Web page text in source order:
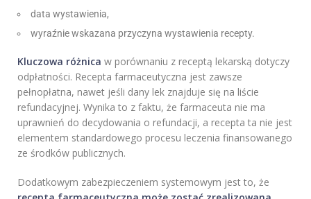
data wystawienia,
wyraźnie wskazana przyczyna wystawienia recepty.
Kluczowa różnica w porównaniu z receptą lekarską dotyczy
odpłatności. Recepta farmaceutyczna jest zawsze
pełnopłatna, nawet jeśli dany lek znajduje się na liście
refundacyjnej. Wynika to z faktu, że farmaceuta nie ma
uprawnień do decydowania o refundacji, a recepta ta nie jest
elementem standardowego procesu leczenia finansowanego
ze środków publicznych.
Dodatkowym zabezpieczeniem systemowym jest to, że